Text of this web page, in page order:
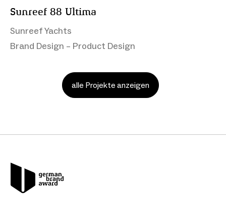
Sunreef 88 Ultima
Sunreef Yachts
Brand Design – Product Design
alle Projekte anzeigen